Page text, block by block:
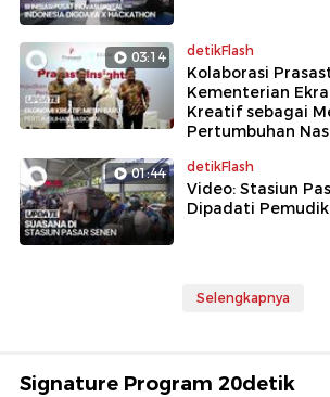
03:14 detikFlash
Kolaborasi
Kementerian
Kreatif sebagai
Pertumbuhan
01:44 detikFlash
Video: Stasiun
Dipadati
Selengkapnya
Signature Program 20detik